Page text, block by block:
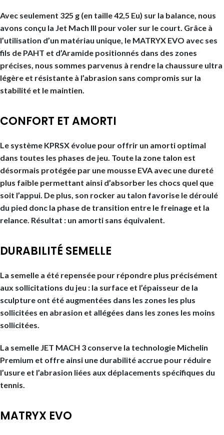
Avec seulement 325 g (en taille 42,5 Eu) sur la balance, nous
avons conçu la Jet Mach III pour voler sur le court. Grâce à
l’utilisation d’un matériau unique, le MATRYX EVO avec ses
fils de PAHT et d’Aramide positionnés dans des zones
précises, nous sommes parvenus à rendre la chaussure ultra
légère et résistante à l’abrasion sans compromis sur la
stabilité et le maintien.
CONFORT ET AMORTI
Le système KPRSX évolue pour offrir un amorti optimal
dans toutes les phases de jeu. Toute la zone talon est
désormais protégée par une mousse EVA avec une dureté
plus faible permettant ainsi d’absorber les chocs quel que
soit l’appui. De plus, son rocker au talon favorise le déroulé
du pied donc la phase de transition entre le freinage et la
relance. Résultat : un amorti sans équivalent.
DURABILITÉ SEMELLE
La semelle a été repensée pour répondre plus précisément
aux sollicitations du jeu : la surface et l’épaisseur de la
sculpture ont été augmentées dans les zones les plus
sollicitées en abrasion et allégées dans les zones les moins
sollicitées.
La semelle JET MACH 3 conserve la technologie Michelin
Premium et offre ainsi une durabilité accrue pour réduire
l’usure et l’abrasion liées aux déplacements spécifiques du
tennis.
MATRYX EVO